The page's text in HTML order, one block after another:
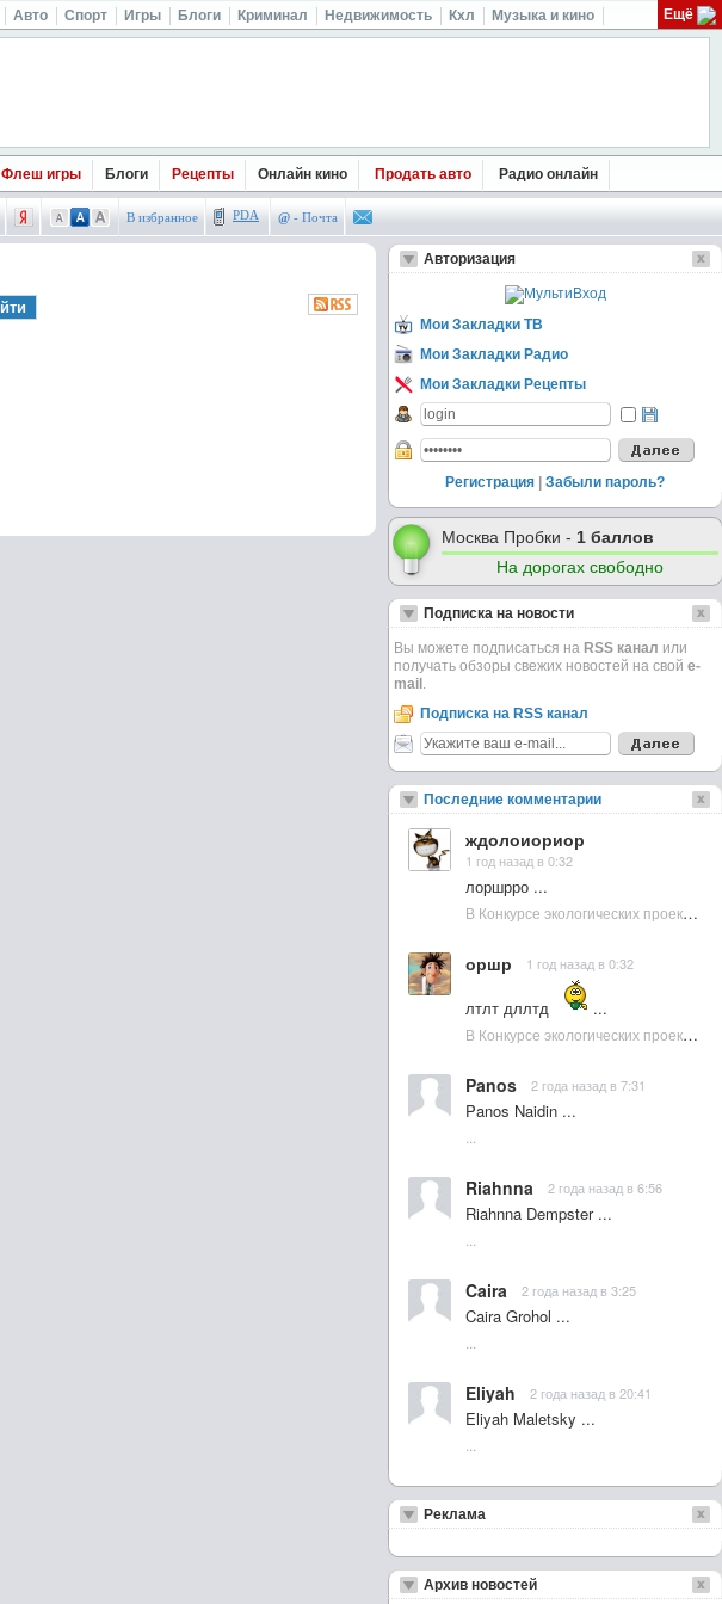
Авто Спорт Игры Блоги Криминал Недвижимость Кхл Музыка и кино Ещё
Флеш игры Блоги Рецепты Онлайн кино Продать авто Радио онлайн
В избранное PDA @ - Почта
Авторизация
Мои Закладки ТВ
Мои Закладки Радио
Мои Закладки Рецепты
Регистрация Забыли пароль?
Москва Пробки - 1 баллов
На дорогах свободно
Подписка на новости
Вы можете подписаться на RSS канал или
получать обзоры свежих новостей на свой e-
mail .
Подписка на RSS канал
Последние комментарии
ждолоиориор
1 год назад в 0:32
лоршрро ...
В Конкурсе экологических проектов в Подмосковье активно участвовала молодежь :: NewsRbk.ru...
оршр 1 год назад в 0:32
лтлт дллтд
...
В Конкурсе экологических проектов в Подмосковье активно участвовала молодежь :: NewsRbk.ru...
Panos 2 года назад в 7:31
Panos Naidin ...
Riahnna 2 года назад в 6:56
Riahnna Dempster ...
Caira 2 года назад в 3:25
Caira Grohol ...
Eliyah 2 года назад в 20:41
Eliyah Maletsky ...
Реклама
Архив новостей